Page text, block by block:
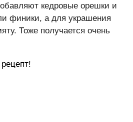
кедровые орешки и
финики, а для украшения
Тоже получается очень